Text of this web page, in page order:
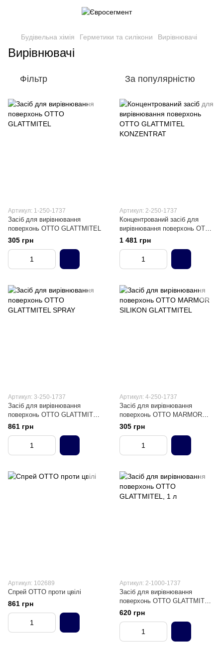
Будівельна хімія Герметики та силікони Вирівнювачі
Вирівнювачі
Фільтр За популярністю
Артикул: 1-250-1737
Засіб для вирівнювання
поверхонь OTTO GLATTMITEL
305 грн
Артикул: 2-250-1737
Концентрований засіб для
вирівнювання поверхонь OTTO
GLATTMITEL KONZENTRAT
1 481 грн
Артикул: 3-250-1737
Засіб для вирівнювання
поверхонь OTTO GLATTMITEL
SPRAY
861 грн
Артикул: 4-250-1737
Засіб для вирівнювання
поверхонь OTTO MARMOR
SILIKON GLATTMITEL
305 грн
Артикул: 102689
Спрей OTTO проти цвілі
861 грн
Артикул: 2-1000-1737
Засіб для вирівнювання
поверхонь OTTO GLATTMITEL,
1 л
620 грн